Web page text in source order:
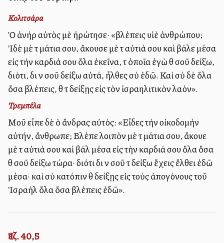
Κολιτσάρα
Ὁ ἀνὴρ αὐτὸς μὲ ἠρώτησε· «βλέπεις υἱὲ ἀνθρώπου;
Ἰδὲ μὲ τὰ μάτια σου, ἄκουσε μὲ τὰ αὐτιά σου καὶ βάλε μέσα
εἰς τὴν καρδιά σου ὅλα ἐκεῖνα, τὰ ὁποῖα ἐγὼ θὰ σοῦ δείξω,
διότι, διὰ νὰ σοῦ δείξω αὐτά, ἦλθες σὺ ἐδῶ. Καὶ σὺ δὲ ὅλα
ὅσα βλέπεις, θὰ τὰ δείξῃς εἰς τὸν ἰσραηλιτικὸν λαόν».
Τρεμπέλα
Μοῦ εἶπε δὲ ὁ ἄνδρας αὐτός: «Εἶδες τὴν οἰκοδομὴν
αὐτήν, ἄνθρωπε; Βλέπε λοιπὸν μὲ τὰ μάτια σου, ἄκουε
μὲ τὰ αὐτιά σου καὶ βάλ μέσα εἰς τὴν καρδιά σου ὅλα ὅσα
θὰ σοῦ δείξω τώρα· διότι διὰ νὰ σοῦ τὰ δείξω ἔχεις ἔλθει ἐδῶ
μέσα· καὶ σὺ κατόπιν θὰ δείξῃς εἰς τοὺς ἀπογόνους τοῦ
Ἰσραὴλ ὅλα ὅσα βλέπεις ἐδῶ».
Ἰεζ. 40,5